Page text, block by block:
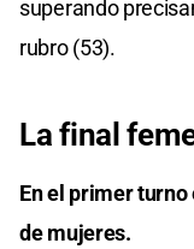
superando
rubro (53).
La final
En el primer
de mujeres.